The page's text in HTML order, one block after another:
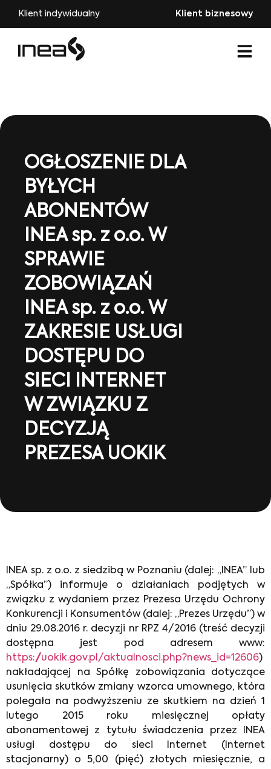
Klient indywidualny Klient biznesowy
OGŁOSZENIE DLA
BYŁYCH
ABONENTÓW
INEA sp. z o.o. W
SPRAWIE
ZOBOWIĄZAŃ
INEA sp. z o.o. W
ZAKRESIE USŁUGI
DOSTĘPU DO
SIECI INTERNET
W ZWIĄZKU Z
DECYZJĄ
PREZESA UOKIK
INEA sp. z o.o. z siedzibą w Poznaniu (dalej: „INEA” lub
„Spółka”) informuje o działaniach podjętych w
związku z wydaniem przez Prezesa Urzędu Ochrony
Konkurencji i Konsumentów (dalej: „Prezes Urzędu”) w
dniu 29.08.2016 r. decyzji nr RPZ 4/2016 (treść decyzji
dostępna jest pod adresem www:
https://uokik.gov.pl/aktualnosci.php?news_id=12606)
nakładającej na Spółkę zobowiązania dotyczące
usunięcia skutków zmiany wzorca umownego, która
polegała na podwyższeniu ze skutkiem na dzień 1
lutego 2015 roku miesięcznej opłaty
abonamentowej z tytułu świadczenia przez INEA
usługi dostępu do sieci Internet (Internet
stacjonarny) o 5,00 (pięć) złotych miesięcznie, a